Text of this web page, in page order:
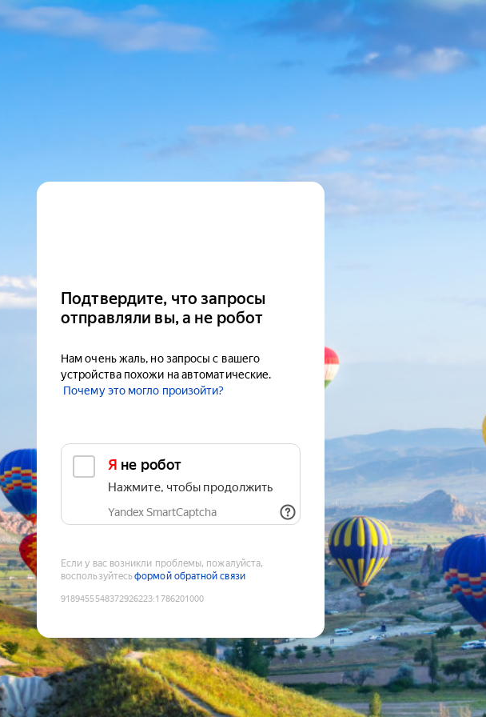
Подтвердите, что запросы
отправляли вы, а не робот
Нам очень жаль, но запросы с вашего
устройства похожи на автоматические.
Почему это могло произойти?
Я не робот
Нажмите, чтобы продолжить
Yandex SmartCaptcha
Если у вас возникли проблемы, пожалуйста,
воспользуйтесьформой обратной связи
9189455548372926223:1786201000